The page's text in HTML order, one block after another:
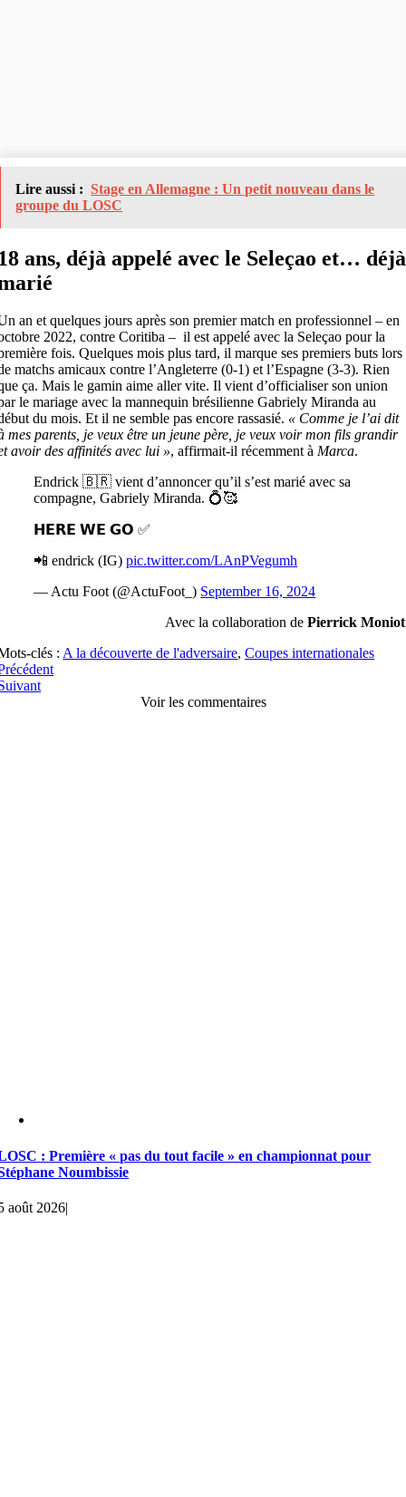
Lire aussi : Stage en Allemagne : Un petit nouveau dans le
groupe du LOSC
ans, déjà appelé avec le Seleçao et… déjà
an et quelques jours après son premier match en professionnel – en
2022, contre Coritiba – il est appelé avec la Seleçao pour la
fois. Quelques mois plus tard, il marque ses premiers buts lors
matchs amicaux contre l’Angleterre (0-1) et l’Espagne (3-3). Rien
ça. Mais le gamin aime aller vite. Il vient d’officialiser son union
le mariage avec la mannequin brésilienne Gabriely Miranda au
du mois. Et il ne semble pas encore rassasié. « Comme je l’ai dit
mes parents, je veux être un jeune père, je veux voir mon fils grandir
avoir des affinités avec lui », affirmait-il récemment àMarca.
Endrick 🇧🇷 vient d’annoncer qu’il s’est marié avec sa
compagne, Gabriely Miranda. 💍🥰
𝗛𝗘𝗥𝗘 𝗪𝗘 𝗚𝗢 ✅
📲 endrick (IG)pic.twitter.com/LAnPVegumh
— Actu Foot (@ActuFoot_) September 16, 2024
Avec la collaboration de Pierrick Moniot
clés :A la découverte de l'adversaire,Coupes internationales
Voir les commentaires
: Première « pas du tout facile » en championnat pour
Noumbissie
août 2026|